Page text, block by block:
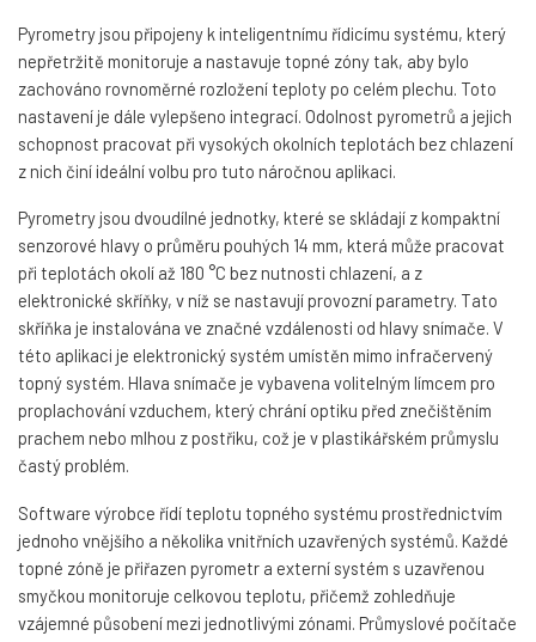
Pyrometry jsou připojeny k inteligentnímu řídicímu systému, který
nepřetržitě monitoruje a nastavuje topné zóny tak, aby bylo
zachováno rovnoměrné rozložení teploty po celém plechu. Toto
nastavení je dále vylepšeno integrací. Odolnost pyrometrů a jejich
schopnost pracovat při vysokých okolních teplotách bez chlazení
z nich činí ideální volbu pro tuto náročnou aplikaci.
Pyrometry jsou dvoudílné jednotky, které se skládají z kompaktní
senzorové hlavy o průměru pouhých 14 mm, která může pracovat
při teplotách okolí až 180 °C bez nutnosti chlazení, a z
elektronické skříňky, v níž se nastavují provozní parametry. Tato
skříňka je instalována ve značné vzdálenosti od hlavy snímače. V
této aplikaci je elektronický systém umístěn mimo infračervený
topný systém. Hlava snímače je vybavena volitelným límcem pro
proplachování vzduchem, který chrání optiku před znečištěním
prachem nebo mlhou z postřiku, což je v plastikářském průmyslu
častý problém.
Software výrobce řídí teplotu topného systému prostřednictvím
jednoho vnějšího a několika vnitřních uzavřených systémů. Každé
topné zóně je přiřazen pyrometr a externí systém s uzavřenou
smyčkou monitoruje celkovou teplotu, přičemž zohledňuje
vzájemné působení mezi jednotlivými zónami. Průmyslové počítače